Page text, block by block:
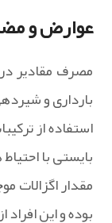
عوارض و
مصرف مقادیر
بارداری و
استفاده از
بایستی با
مقدار اگزالات
بوده و این